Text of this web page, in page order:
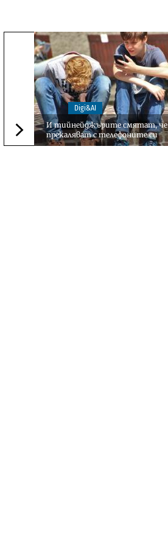
Следваща новина
Digi&AI
И тийнейджърите смятат, че
прекаляват с телефоните си